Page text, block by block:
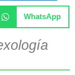
WhatsApp